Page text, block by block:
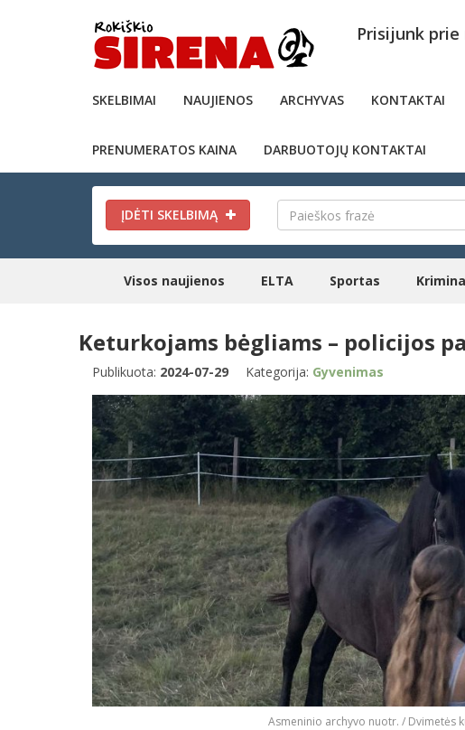
Prisijunk prie
SKELBIMAI NAUJIENOS ARCHYVAS KONTAKTAI
PRENUMERATOS KAINA DARBUOTOJŲ KONTAKTAI
ĮDĖTI SKELBIMĄ
Visos naujienos ELTA Sportas
Keturkojams bėgliams – policijos
Publikuota: 2024-07-29 Kategorija: Gyvenimas
Asmeninio archyvo nuotr. / Dvimetės